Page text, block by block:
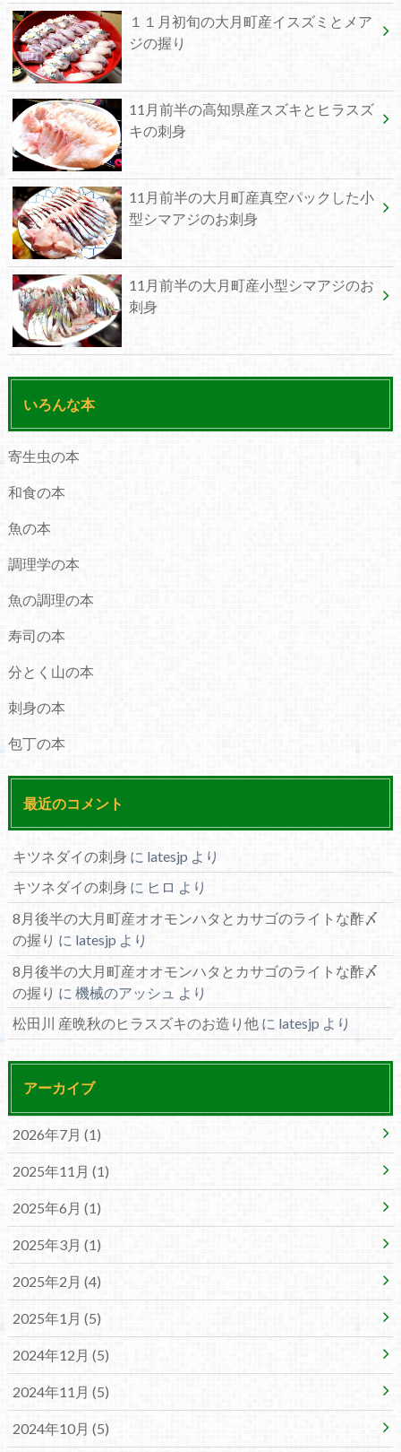
１１月初旬の大月町産イスズミとメア
ジの握り
11月前半の高知県産スズキとヒラスズ
キの刺身
11月前半の大月町産真空パックした小
型シマアジのお刺身
11月前半の大月町産小型シマアジのお
刺身
いろんな本
寄生虫の本
和食の本
魚の本
調理学の本
魚の調理の本
寿司の本
分とく山の本
刺身の本
包丁の本
最近のコメント
キツネダイの刺身 に latesjp より
キツネダイの刺身 に ヒロ より
8月後半の大月町産オオモンハタとカサゴのライトな酢〆
の握り に latesjp より
8月後半の大月町産オオモンハタとカサゴのライトな酢〆
の握り に 機械のアッシュ
より
松田川 産晩秋のヒラスズキのお造り他に latesjp より
アーカイブ
2026年7月 (1)
2025年11月 (1)
2025年6月 (1)
2025年3月 (1)
2025年2月 (4)
2025年1月 (5)
2024年12月 (5)
2024年11月 (5)
2024年10月 (5)